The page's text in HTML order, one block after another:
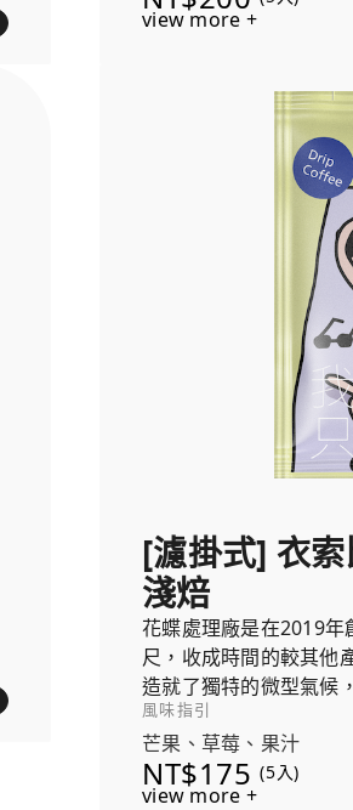
view more +
[濾掛式] 衣
淺焙
花蝶處理廠是在2019
尺，收成時間的較其他
造就了獨特的微型氣候
風味指引
芒果、草莓、果汁
NT$175 (5入)
view more +